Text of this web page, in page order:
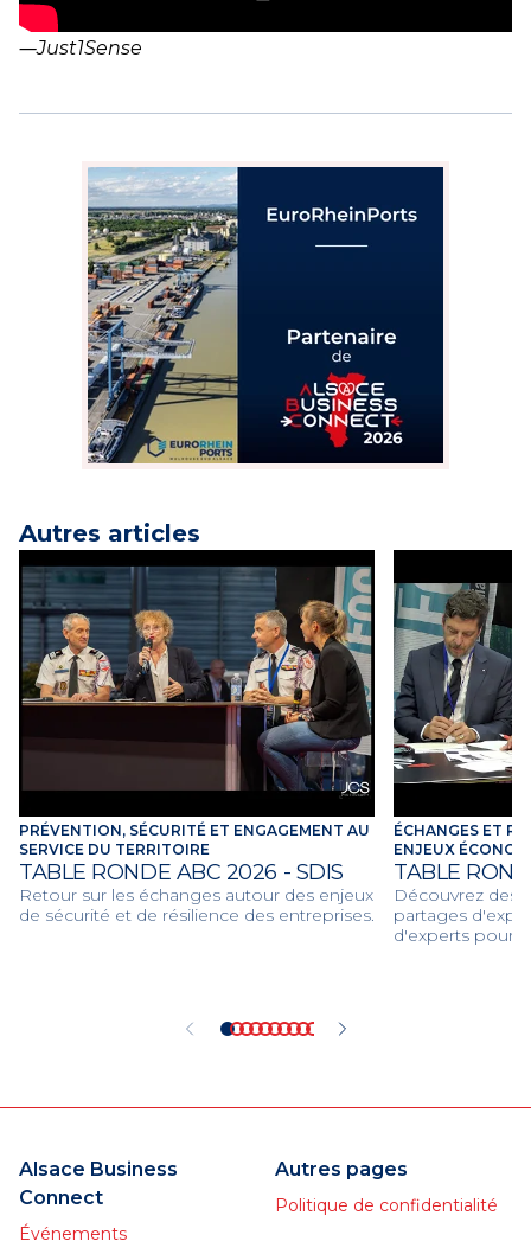
―Just1Sense
Autres articles
PRÉVENTION, SÉCURITÉ ET ENGAGEMENT AU
SERVICE DU TERRITOIRE
TABLE RONDE ABC 2026 - SDIS
Retour sur les échanges autour des enjeux
de sécurité et de résilience des entreprises.
ÉCHANGES ET
ENJEUX
TABLE
Découvrez des
partages
d'experts pour
Alsace Business
Connect
Événements
Autres pages
Politique de confidentialité